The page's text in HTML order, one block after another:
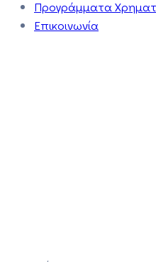
Προγράμματα
Επικοινωνία